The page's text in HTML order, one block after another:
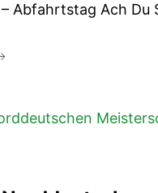
Abfahrtstag Ach Du